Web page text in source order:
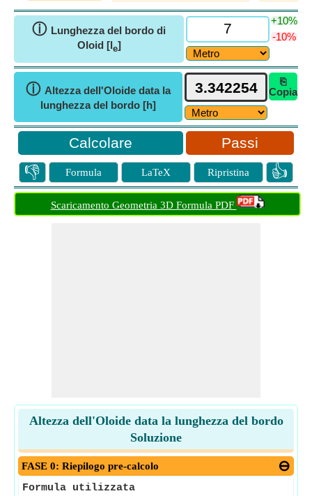
ⓘ Lunghezza del bordo di
Oloid [le]
+10%
-10%
ⓘ Altezza dell'Oloide data la
lunghezza del bordo [h]
⎘
Copia
Passi
👎 Formula LaTeX Ripristina 👍
Scaricamento Geometria 3D Formula PDF
Altezza dell'Oloide data la lunghezza del bordo
Soluzione
FASE 0: Riepilogo pre-calcolo
Formula utilizzata